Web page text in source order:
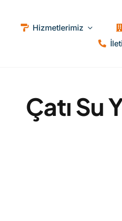
Hizmetlerimiz
Çatı Su